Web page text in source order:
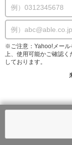
※ご注意：Yahoo!メール
上、使用可能かご確認く
しております。